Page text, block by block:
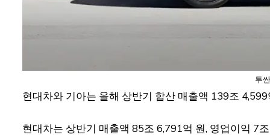
투
현대차와 기아는 올해 상반기 합산 매출액 139조
현대차는 상반기 매출액 85조 6,791억 원, 영업이익 7